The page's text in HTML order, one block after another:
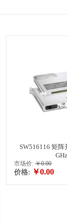
SW516116 矩阵
GHz
市场价: ￥0.00
价格: ￥0.00